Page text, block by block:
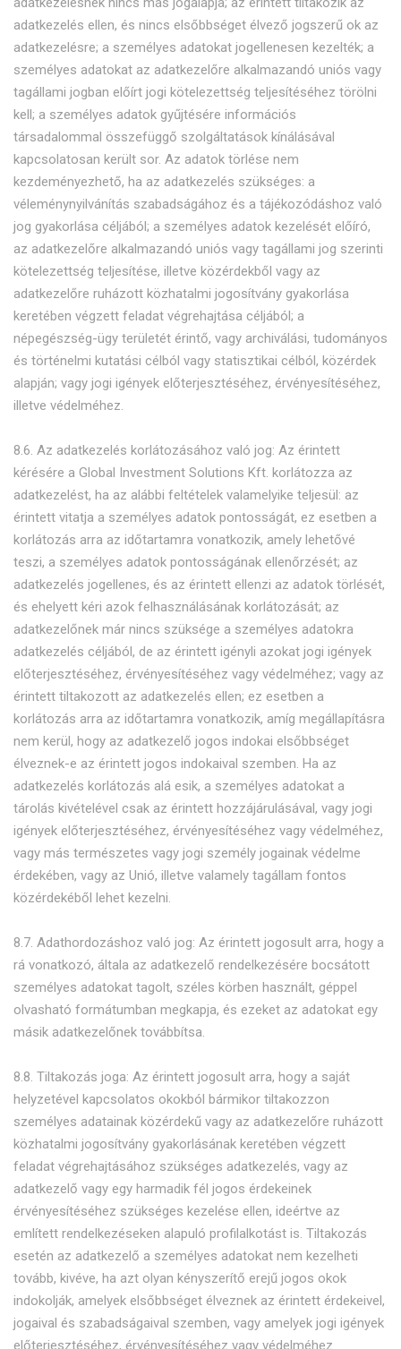
adatkezelés ellen, és nincs elsőbbséget élvező jogszerű ok az
adatkezelésre; a személyes adatokat jogellenesen kezelték; a
személyes adatokat az adatkezelőre alkalmazandó uniós vagy
tagállami jogban előírt jogi kötelezettség teljesítéséhez törölni
kell; a személyes adatok gyűjtésére információs
társadalommal összefüggő szolgáltatások kínálásával
kapcsolatosan került sor. Az adatok törlése nem
kezdeményezhető, ha az adatkezelés szükséges: a
véleménynyilvánítás szabadságához és a tájékozódáshoz való
jog gyakorlása céljából; a személyes adatok kezelését előíró,
az adatkezelőre alkalmazandó uniós vagy tagállami jog szerinti
kötelezettség teljesítése, illetve közérdekből vagy az
adatkezelőre ruházott közhatalmi jogosítvány gyakorlása
keretében végzett feladat végrehajtása céljából; a
népegészség-ügy területét érintő, vagy archiválási, tudományos
és történelmi kutatási célból vagy statisztikai célból, közérdek
alapján; vagy jogi igények előterjesztéséhez, érvényesítéséhez,
illetve védelméhez.
8.6. Az adatkezelés korlátozásához való jog: Az érintett
kérésére a Global Investment Solutions Kft. korlátozza az
adatkezelést, ha az alábbi feltételek valamelyike teljesül: az
érintett vitatja a személyes adatok pontosságát, ez esetben a
korlátozás arra az időtartamra vonatkozik, amely lehetővé
teszi, a személyes adatok pontosságának ellenőrzését; az
adatkezelés jogellenes, és az érintett ellenzi az adatok törlését,
és ehelyett kéri azok felhasználásának korlátozását; az
adatkezelőnek már nincs szüksége a személyes adatokra
adatkezelés céljából, de az érintett igényli azokat jogi igények
előterjesztéséhez, érvényesítéséhez vagy védelméhez; vagy az
érintett tiltakozott az adatkezelés ellen; ez esetben a
korlátozás arra az időtartamra vonatkozik, amíg megállapításra
nem kerül, hogy az adatkezelő jogos indokai elsőbbséget
élveznek-e az érintett jogos indokaival szemben. Ha az
adatkezelés korlátozás alá esik, a személyes adatokat a
tárolás kivételével csak az érintett hozzájárulásával, vagy jogi
igények előterjesztéséhez, érvényesítéséhez vagy védelméhez,
vagy más természetes vagy jogi személy jogainak védelme
érdekében, vagy az Unió, illetve valamely tagállam fontos
közérdekéből lehet kezelni.
8.7. Adathordozáshoz való jog: Az érintett jogosult arra, hogy a
rá vonatkozó, általa az adatkezelő rendelkezésére bocsátott
személyes adatokat tagolt, széles körben használt, géppel
olvasható formátumban megkapja, és ezeket az adatokat egy
másik adatkezelőnek továbbítsa.
8.8. Tiltakozás joga: Az érintett jogosult arra, hogy a saját
helyzetével kapcsolatos okokból bármikor tiltakozzon
személyes adatainak közérdekű vagy az adatkezelőre ruházott
közhatalmi jogosítvány gyakorlásának keretében végzett
feladat végrehajtásához szükséges adatkezelés, vagy az
adatkezelő vagy egy harmadik fél jogos érdekeinek
érvényesítéséhez szükséges kezelése ellen, ideértve az
említett rendelkezéseken alapuló profilalkotást is. Tiltakozás
esetén az adatkezelő a személyes adatokat nem kezelheti
tovább, kivéve, ha azt olyan kényszerítő erejű jogos okok
indokolják, amelyek elsőbbséget élveznek az érintett érdekeivel,
jogaival és szabadságaival szemben, vagy amelyek jogi igények
előterjesztéséhez, érvényesítéséhez vagy védelméhez